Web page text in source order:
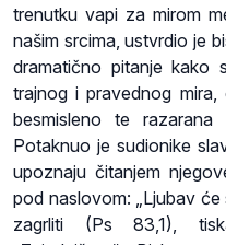
trenutku vapi za mirom
našim srcima, ustvrdio je
dramatično pitanje kako
trajnog i pravednog
besmisleno te
Potaknuo je sudionike
upoznaju čitanjem
pod naslovom: „Ljubav
zagrliti (Ps 83,1),